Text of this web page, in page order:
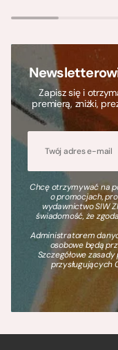
Zapisz się i
premierą, zniżki,
Chcę otrzymywać na
o promocjach,
wydawnictwo SIW
świadomość, że
Administratorem
osobowe będą
Szczegółowe
przysługujących